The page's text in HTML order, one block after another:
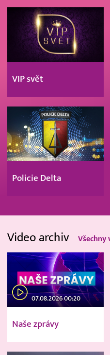
VIP svět
Policie Delta
Video archiv Všechny
07.08.2026 00:20
Naše zprávy